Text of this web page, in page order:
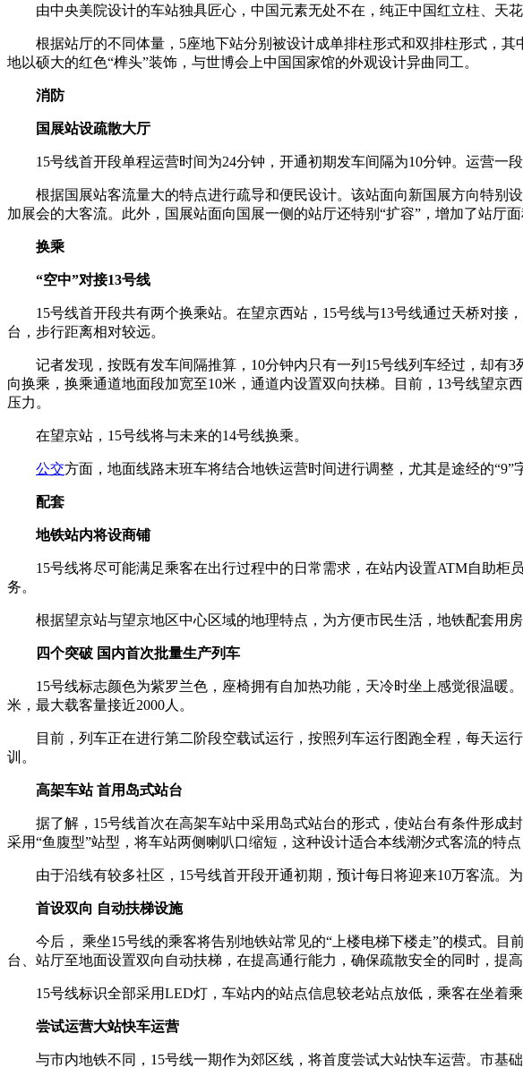
由中央美院设计的车站独具匠心，中国元素无处不在，纯正中国红立柱、天花
根据站厅的不同体量，5座地下站分别被设计成单排柱形式和双排柱形式，其
地以硕大的红色“榫头”装饰，与世博会上中国国家馆的外观设计异曲同工。
消防
国展站设疏散大厅
15号线首开段单程运营时间为24分钟，开通初期发车间隔为10分钟。运营一
根据国展站客流量大的特点进行疏导和便民设计。该站面向新国展方向特别
加展会的大客流。此外，国展站面向国展一侧的站厅还特别“扩容”，增加了站厅
换乘
“空中”对接13号线
15号线首开段共有两个换乘站。在望京西站，15号线与13号线通过天桥对接
台，步行距离相对较远。
记者发现，按既有发车间隔推算，10分钟内只有一列15号线列车经过，却有3
向换乘，换乘通道地面段加宽至10米，通道内设置双向扶梯。目前，13号线望
压力。
在望京站，15号线将与未来的14号线换乘。
公交方面，地面线路末班车将结合地铁运营时间进行调整，尤其是途经的“9”
配套
地铁站内将设商铺
15号线将尽可能满足乘客在出行过程中的日常需求，在站内设置ATM自助柜
务。
根据望京站与望京地区中心区域的地理特点，为方便市民生活，地铁配套用房
四个突破 国内首次批量生产列车
15号线标志颜色为紫罗兰色，座椅拥有自加热功能，天冷时坐上感觉很温暖
米，最大载客量接近2000人。
目前，列车正在进行第二阶段空载试运行，按照列车运行图跑全程，每天运行
训。
高架车站 首用岛式站台
据了解，15号线首次在高架车站中采用岛式站台的形式，使站台有条件形成
采用“鱼腹型”站型，将车站两侧喇叭口缩短，这种设计适合本线潮汐式客流的特
由于沿线有较多社区，15号线首开段开通初期，预计每日将迎来10万客流。
首设双向 自动扶梯设施
今后， 乘坐15号线的乘客将告别地铁站常见的“上楼电梯下楼走”的模式。目
台、站厅至地面设置双向自动扶梯，在提高通行能力，确保疏散安全的同时，提高
15号线标识全部采用LED灯，车站内的站点信息较老站点放低，乘客在坐着乘
尝试运营大站快车运营
与市内地铁不同，15号线一期作为郊区线，将首度尝试大站快车运营。市基